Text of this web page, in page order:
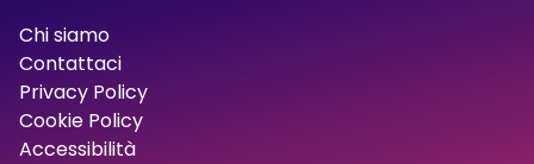
Chi siamo
Contattaci
Privacy Policy
Cookie Policy
Accessibilità